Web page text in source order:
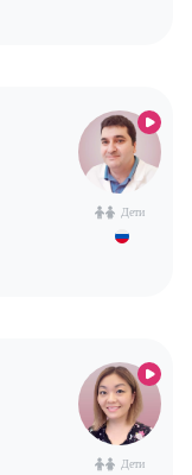
Дети
Дети